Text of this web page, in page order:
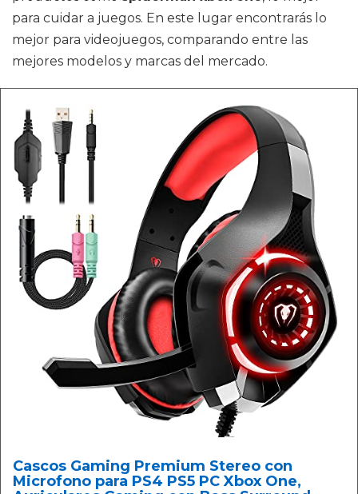
para cuidar a juegos. En este lugar encontrarás lo
mejor para videojuegos, comparando entre las
mejores modelos y marcas del mercado.
Cascos Gaming Premium Stereo con
Microfono para PS4 PS5 PC Xbox One,